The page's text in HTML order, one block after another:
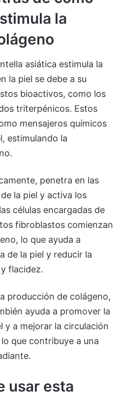
la
asiática estimula la
la piel se debe a su
bioactivos, como los
triterpénicos. Estos
mensajeros químicos
estimulando la
penetra en las
la piel y activa los
células encargadas de
fibroblastos comienzan
lo que ayuda a
de la piel y reducir la
flacidez.
producción de colágeno,
ayuda a promover la
y a mejorar la circulación
que contribuye a una
usar esta